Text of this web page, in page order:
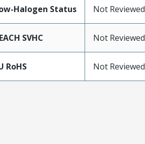
Halogen Status Not Reviewed
SVHC Not Reviewed
RoHS Not Reviewed